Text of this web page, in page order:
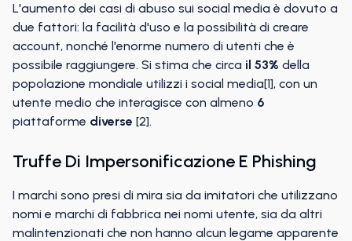
L'aumento dei casi di abuso sui social media è dovuto a
due fattori: la facilità d'uso e la possibilità di creare
account, nonché l'enorme numero di utenti che è
possibile raggiungere. Si stima che circa il 53% della
popolazione mondiale utilizzi i social media[1], con un
utente medio che interagisce con almeno 6
piattaforme diverse [2].
Truffe Di Impersonificazione E Phishing
I marchi sono presi di mira sia da imitatori che utilizzano
nomi e marchi di fabbrica nei nomi utente, sia da altri
malintenzionati che non hanno alcun legame apparente